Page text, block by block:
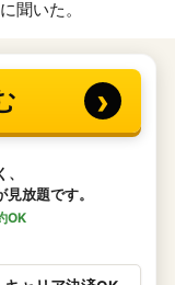
聞いた。